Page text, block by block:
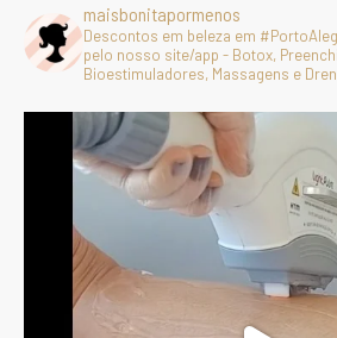
maisbonitapormenos
Descontos em beleza em
pelo nosso site/app - Botox,
Bioestimuladores, Massagens e